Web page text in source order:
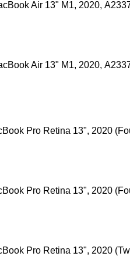
Air 13" М1, 2020,
Air 13" М1, 2020,
Pro Retina 13", 2020
Pro Retina 13", 2020
Pro Retina 13", 2020